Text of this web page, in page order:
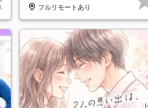
フルリモートあり